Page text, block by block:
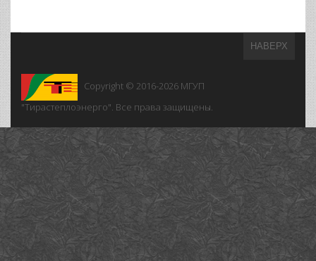
НАВЕРХ
Copyright © 2016-2026 МГУП
"Тирастеплоэнерго". Все права защищены.